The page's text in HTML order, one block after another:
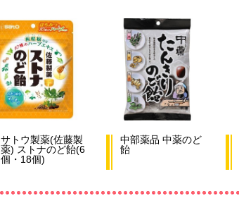
サトウ製薬(佐藤製
薬) ストナのど飴(6
個・18個)
中部薬品 中薬のど
飴